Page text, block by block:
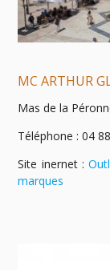
MC ARTHUR
Mas de la
Téléphone : 04
Site inernet :
marques